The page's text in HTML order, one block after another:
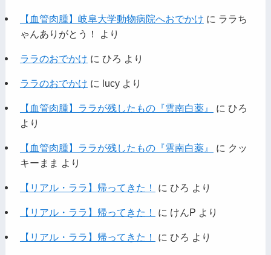
【血管肉腫】岐阜大学動物病院へおでかけ に ララち
ゃんありがとう！
より
ララのおでかけ に ひろ より
ララのおでかけ に lucyより
【血管肉腫】ララが残したもの『雲南白薬』 に ひろ
より
【血管肉腫】ララが残したもの『雲南白薬』 に クッ
キーまま より
【リアル・ララ】帰ってきた！ に ひろ より
【リアル・ララ】帰ってきた！ に けんP より
【リアル・ララ】帰ってきた！ に ひろ より